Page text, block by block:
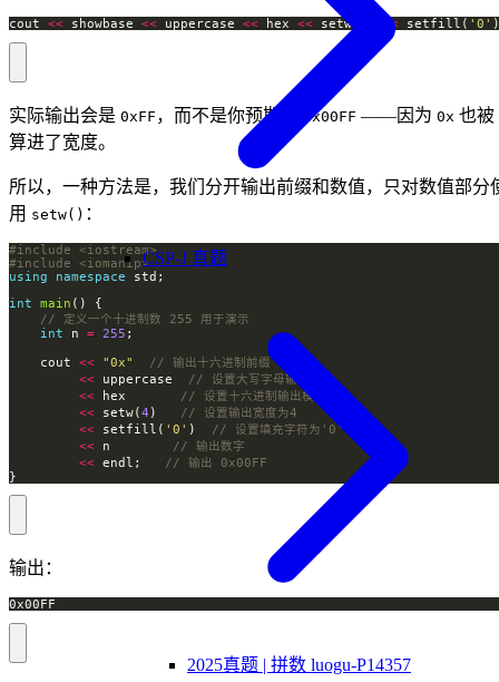
CSP-J 真题
2025真题 | 拼数 luogu-P14357
cout << showbase << uppercase << hex << setw( << setfill( '0'
实际输出会是 0xFF ，而不是你预期的 0x00FF ——因为 0x 也被
算进了宽度。
所以，一种方法是，我们分开输出前缀和数值，只对数值部分
用 setw() ：
#include
<iostream>
#include
<iomanip>
using
namespace
int
main
int n = 255
    cout
<< "0x"
<< uppercase
<< hex
<< setw(4 )
<< setfill( '0' )
<< n
<< endl;
}
输出：
0x00FF